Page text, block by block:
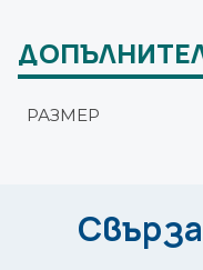
РАЗМЕР